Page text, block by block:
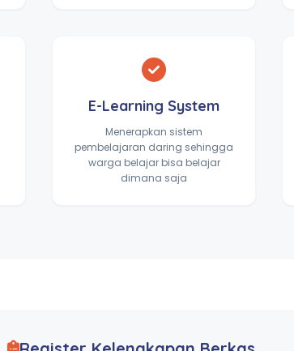
E-Learning System
Menerapkan sistem
pembelajaran daring sehingga
warga belajar bisa belajar
dimana saja